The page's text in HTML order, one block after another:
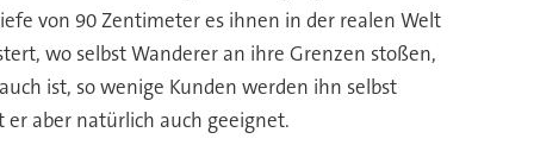
von 90 Zentimeter es ihnen in der realen Welt
wo selbst Wanderer an ihre Grenzen stoßen,
ist, so wenige Kunden werden ihn selbst
aber natürlich auch geeignet.